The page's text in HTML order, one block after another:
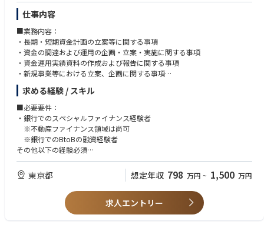
仕事内容
■業務内容：
・長期・短期資金計画の立案等に関する事項
・資金の調達および運用の企画・立案・実施に関する事項
・資金運用実績資料の作成および報告に関する事項
・新規事業等における立案、企画に関する事項
・事業買収等に関わるDD など
求める経験 / スキル
■必要要件：
・銀行でのスペシャルファイナンス経験者
※不動産ファイナンス領域は尚可
※銀行でのBtoBの融資経験者
その他以下の経験必須
・長期・短期資金計画の企業・立案
・資金の調達および運用の企画・立案
・資金運用実績資料の作成および報告
東京都 想定年収 798 万円 ~ 1,500 万円
求人エントリー